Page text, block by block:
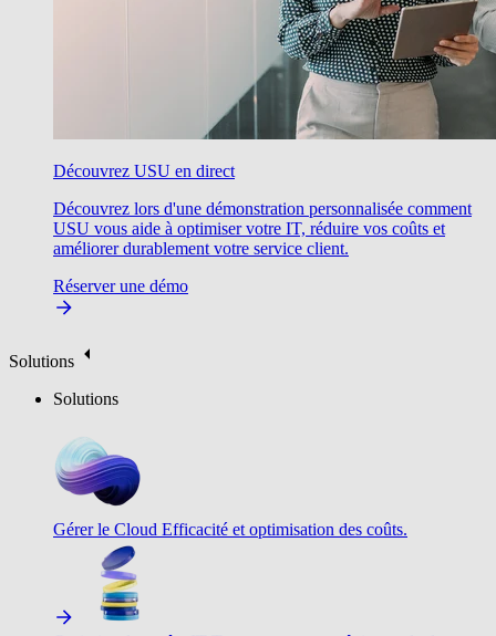
Découvrez USU en direct
Découvrez lors d'une démonstration personnalisée comment
USU vous aide à optimiser votre IT, réduire vos coûts et
améliorer durablement votre service client.
Réserver une démo
Solutions
Solutions
Gérer le Cloud Efficacité et optimisation des coûts.